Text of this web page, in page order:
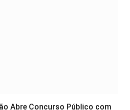
Abre Concurso Público com